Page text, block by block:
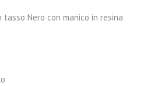
Nero con manico in resina